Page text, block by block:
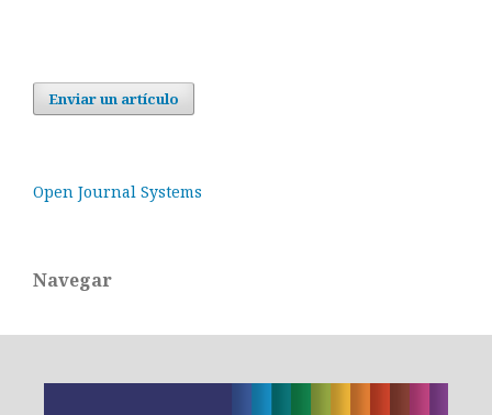
Enviar un artículo
Open Journal Systems
Navegar